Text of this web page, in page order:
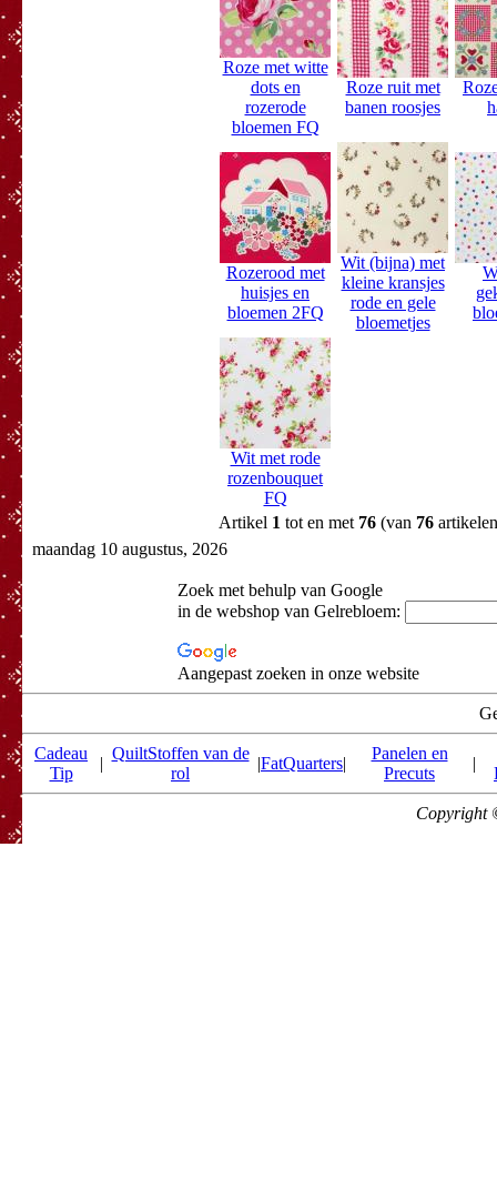
Roze met witte
dots en
rozerode
bloemen FQ
Roze ruit met
banen roosjes
Rozerood met
huisjes en
bloemen 2FQ
Wit (bijna) met
kleine kransjes
rode en gele
bloemetjes
Wit met rode
rozenbouquet
FQ
Artikel 1 tot en met 76 (van 76
maandag 10 augustus, 2026
Zoek met behulp van Google
in de webshop van Gelrebloem:
Aangepast zoeken in onze website
Cadeau
Tip
|
QuiltStoffen van de
rol
|FatQuarters|
Panelen en
Precuts
|
Copyright